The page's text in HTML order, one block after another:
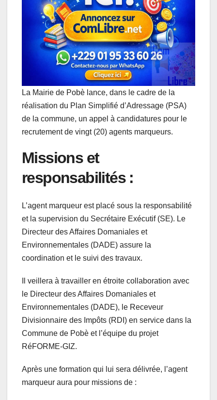
p
o
k
I
n
g
e
r
a
m
La Mairie de Pobè lance, dans le cadre de la
réalisation du Plan Simplifié d’Adressage (PSA)
de la commune, un appel à candidatures pour le
recrutement de vingt (20) agents marqueurs.
Missions et
responsabilités :
L’agent marqueur est placé sous la responsabilité
et la supervision du Secrétaire Exécutif (SE). Le
Directeur des Affaires Domaniales et
Environnementales (DADE) assure la
coordination et le suivi des travaux.
Il veillera à travailler en étroite collaboration avec
le Directeur des Affaires Domaniales et
Environnementales (DADE), le Receveur
Divisionnaire des Impôts (RDI) en service dans la
Commune de Pobè et l’équipe du projet
RéFORME-GIZ.
Après une formation qui lui sera délivrée, l’agent
marqueur aura pour missions de :